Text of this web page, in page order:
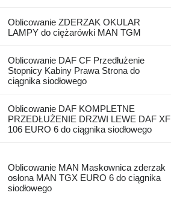
Oblicowanie ZDERZAK OKULAR
LAMPY do ciężarówki MAN TGM
Oblicowanie DAF CF Przedłużenie
Stopnicy Kabiny Prawa Strona do
ciągnika siodłowego
Oblicowanie DAF KOMPLETNE
PRZEDŁUŻENIE DRZWI LEWE DAF XF
106 EURO 6 do ciągnika siodłowego
Oblicowanie MAN Maskownica zderzak
osłona MAN TGX EURO 6 do ciągnika
siodłowego